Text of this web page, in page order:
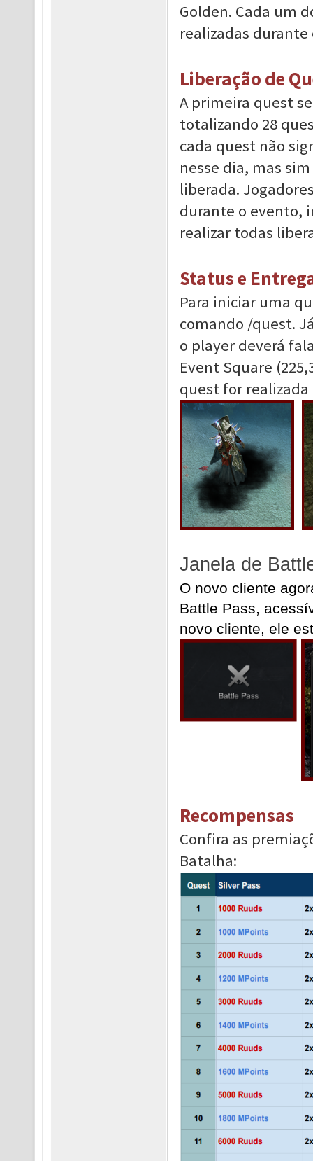
Golden. Cada um
realizadas durante
Liberação de
A primeira quest
totalizando 28
cada quest não
nesse dia, mas
liberada.
durante o evento,
realizar todas
Status e
Para iniciar uma
comando /quest.
o player deverá
Event Square
quest for
Janela de
O novo cliente
Battle Pass,
novo cliente, ele
Recompensas
Confira as
Batalha: